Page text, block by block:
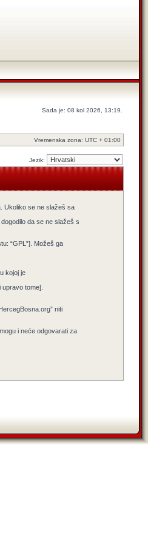
Sada je: 08 kol 2026, 13:19.
Vremenska zona: UTC + 01:00
Jezik:
Ukoliko se ne slažeš sa
da se ne slažeš s
“GPL”]. Možeš ga
kojoj je
tome].
niti
i neće odgovarati za